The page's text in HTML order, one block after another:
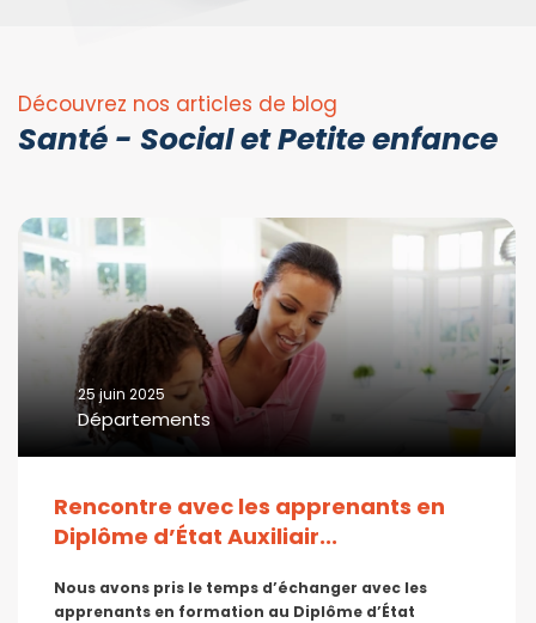
Découvrez nos articles de blog
Santé - Social et Petite enfance
25 juin 2025
Départements
Rencontre avec les apprenants en
Diplôme d’État Auxiliair...
Nous avons pris le temps d’échanger avec les
apprenants en formation au Diplôme d’État